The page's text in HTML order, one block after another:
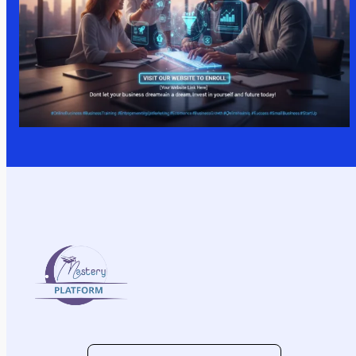
ميزة الدروس الخصوصية (Private) ويركز على النتائج
السريعة والمرونة، وهو مناسب تماماً لصفحة تعريفية
بكورس على منصة تعليمية:
كورس إعداد اختبار الآيلتس (IELTS Preparation -
Private Course)
في هذا الكورس، نحن لا ندرس الإنجليزية بشكل عام، بل
نفكك شفرة الاختبار ونركز على ما يمنحك الدرجات التي
تطمح إليها.
تعد الدروس الخصوصية الميزة الأقوى التي نوفرها لك،